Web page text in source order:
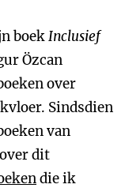
boekInclusief
Özcan
over
Sindsdien
van
dit
die ik